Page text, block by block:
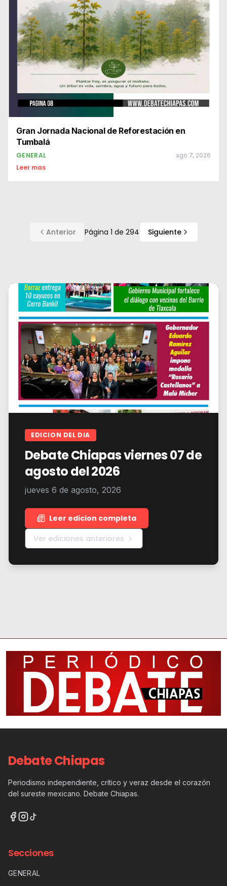
Gran Jornada Nacional de Reforestación en
Tumbalá
GENERAL ago 7, 2026
Leer mas
Anterior Página 1 de 294 Siguiente
EDICION DEL DIA
Debate Chiapas viernes 07 de
agosto del 2026
jueves 6 de agosto, 2026
Leer edicion completa
Ver ediciones anteriores
Debate Chiapas
Periodismo independiente, crítico y veraz desde el corazón
del sureste mexicano. Debate Chiapas.
Secciones
GENERAL